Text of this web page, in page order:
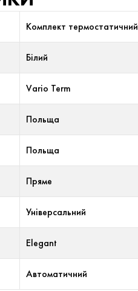
Комплект термостатичний
Білий
Vario Term
Польща
Польща
Пряме
Універсальний
Elegant
Автоматичний